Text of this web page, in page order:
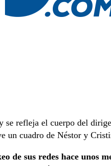
se refleja el cuerpo del
un cuadro de Néstor y
de sus redes hace unos